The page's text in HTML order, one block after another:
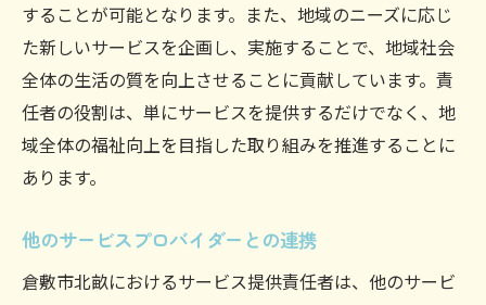
することが可能となります。また、地域のニーズに応じ
た新しいサービスを企画し、実施することで、地域社会
全体の生活の質を向上させることに貢献しています。責
任者の役割は、単にサービスを提供するだけでなく、地
域全体の福祉向上を目指した取り組みを推進することに
あります。
他のサービスプロバイダーとの連携
倉敷市北畝におけるサービス提供責任者は、他のサービ